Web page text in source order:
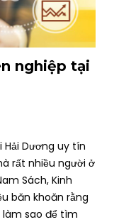
nghiệp tại
Hải Dương uy tín
rất nhiều người ở
Sách, Kinh
băn khoăn rằng
làm sao để tìm